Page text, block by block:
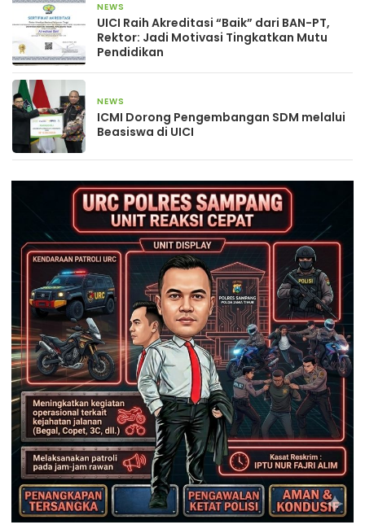
NEWS
UICI Raih Akreditasi “Baik” dari BAN-PT,
Rektor: Jadi Motivasi Tingkatkan Mutu
Pendidikan
NEWS
ICMI Dorong Pengembangan SDM melalui
Beasiswa di UICI